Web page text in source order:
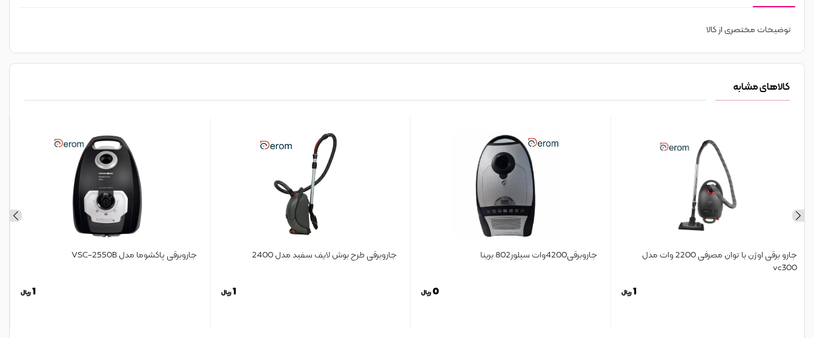
توضیحات مختصری از کالا
کالاهای مشابه
جارو برقی اوژن با توان مصرفی 2200 وات مدل
vc300
1ریال
جاروبرقی4200وات سیلور802 برینا
0ریال
جاروبرقی طرح بوش لایف سفید مدل 2400
1ریال
جاروبرقی پاکشوما مدل VSC-2550B
1ریال